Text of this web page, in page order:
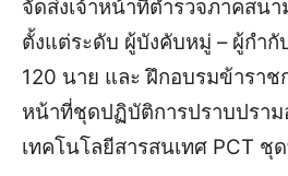
จัดส่งเจ้าหน้าที่ตำรวจภาคสน
ตั้งแต่ระดับ ผู้บังคับหมู่ – ผู้กำ
120 นาย และ ฝึกอบรมข้ารา
หน้าที่ชุดปฏิบัติการปราบปรา
เทคโนโลยีสารสนเทศ PCT